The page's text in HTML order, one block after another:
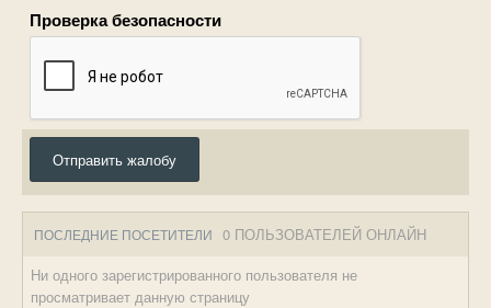
Проверка безопасности
Отправить жалобу
ПОСЛЕДНИЕ ПОСЕТИТЕЛИ 0 ПОЛЬЗОВАТЕЛЕЙ ОНЛАЙН
Ни одного зарегистрированного пользователя не
просматривает данную страницу